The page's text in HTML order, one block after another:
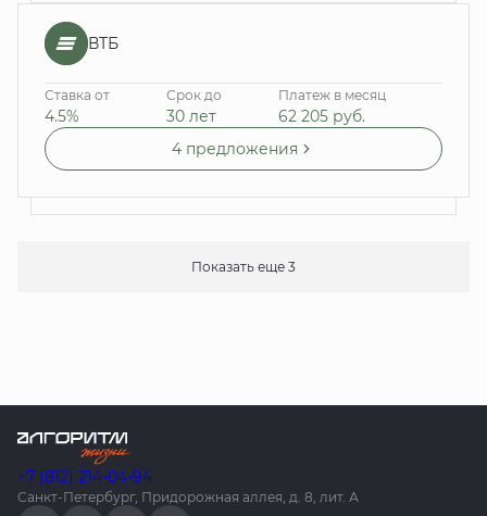
ВТБ
Ставка от
4.5%
Срок до
30 лет
Платеж в месяц
62 205 руб.
4 предложения
Показать еще 3
+7 (812) 214-04-94
Санкт-Петербург, Придорожная аллея, д. 8, лит. А